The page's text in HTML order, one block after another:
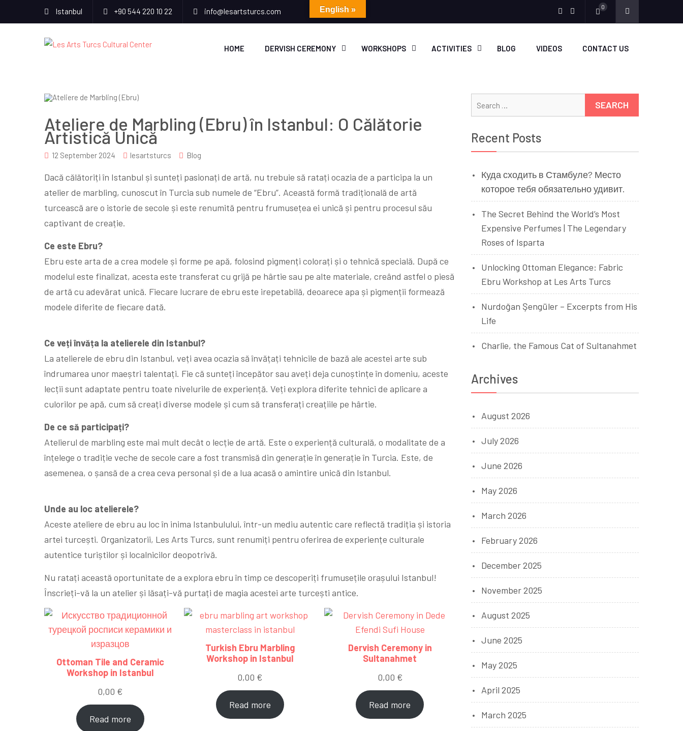
Istanbul +90 544 220 10 22 info@lesartsturcs.com 0
HOME DERVISH CEREMONY WORKSHOPS ACTIVITIES BLOG VIDEOS CONTACT US
Ateliere de Marbling (Ebru) în Istanbul: O Călătorie
Artistică Unică
12 September 2024 lesartsturcs Blog
Dacă călătoriți în Istanbul și sunteți pasionați de artă, nu trebuie să ratați ocazia de a participa la un
atelier de marbling, cunoscut în Turcia sub numele de “Ebru”. Această formă tradițională de artă
turcească are o istorie de secole și este renumită pentru frumusețea ei unică și pentru procesul său
captivant de creație.
Ce este Ebru?
Ebru este arta de a crea modele și forme pe apă, folosind pigmenți colorați și o tehnică specială. După ce
modelul este finalizat, acesta este transferat cu grijă pe hârtie sau pe alte materiale, creând astfel o piesă
de artă cu adevărat unică. Fiecare lucrare de ebru este irepetabilă, deoarece apa și pigmenții formează
modele diferite de fiecare dată.
Ce veți învăța la atelierele din Istanbul?
La atelierele de ebru din Istanbul, veți avea ocazia să învățați tehnicile de bază ale acestei arte sub
îndrumarea unor maeștri talentați. Fie că sunteți începător sau aveți deja cunoștințe în domeniu, aceste
lecții sunt adaptate pentru toate nivelurile de experiență. Veți explora diferite tehnici de aplicare a
culorilor pe apă, cum să creați diverse modele și cum să transferați creațiile pe hârtie.
De ce să participați?
Atelierul de marbling este mai mult decât o lecție de artă. Este o experiență culturală, o modalitate de a
înțelege o tradiție veche de secole care a fost transmisă din generație în generație în Turcia. Este, de
asemenea, o șansă de a crea ceva personal și de a lua acasă o amintire unică din Istanbul.
Unde au loc atelierele?
Aceste ateliere de ebru au loc în inima Istanbulului, într-un mediu autentic care reflectă tradiția și istoria
artei turcești. Organizatorii, Les Arts Turcs, sunt renumiți pentru oferirea de experiențe culturale
autentice turiștilor și localnicilor deopotrivă.
Nu ratați această oportunitate de a explora ebru în timp ce descoperiți frumusețile orașului Istanbul!
Înscrieți-vă la un atelier și lăsați-vă purtați de magia acestei arte turcești antice.
Ottoman Tile and Ceramic
Workshop in Istanbul
0,00 €
Read more
Turkish Ebru Marbling
Workshop in Istanbul
0,00 €
Read more
Dervish Ceremony in
Sultanahmet
0,00 €
Read more
Recent Posts
Куда сходить в Стамбуле? Место
которое тебя обязательно удивит.
The Secret Behind the World’s Most
Expensive Perfumes | The Legendary
Roses of Isparta
Unlocking Ottoman Elegance: Fabric
Ebru Workshop at Les Arts Turcs
Nurdoğan Şengüler – Excerpts from His
Life
Charlie, the Famous Cat of Sultanahmet
Archives
August 2026
July 2026
June 2026
May 2026
March 2026
February 2026
December 2025
November 2025
August 2025
June 2025
May 2025
April 2025
March 2025
English »